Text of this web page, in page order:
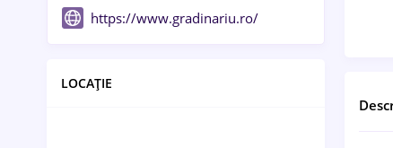
https://www.gradinariu.ro/
LOCAȚIE